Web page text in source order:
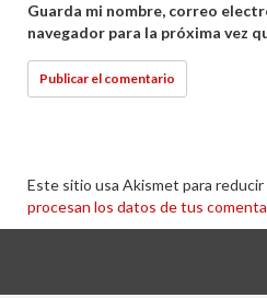
Guarda mi nombre, correo
navegador para la próxima vez
Este sitio usa Akismet para reducir
procesan los datos de tus